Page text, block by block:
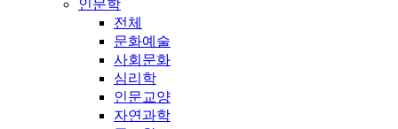
인문학
전체
문화예술
사회문화
심리학
인문교양
자연과학